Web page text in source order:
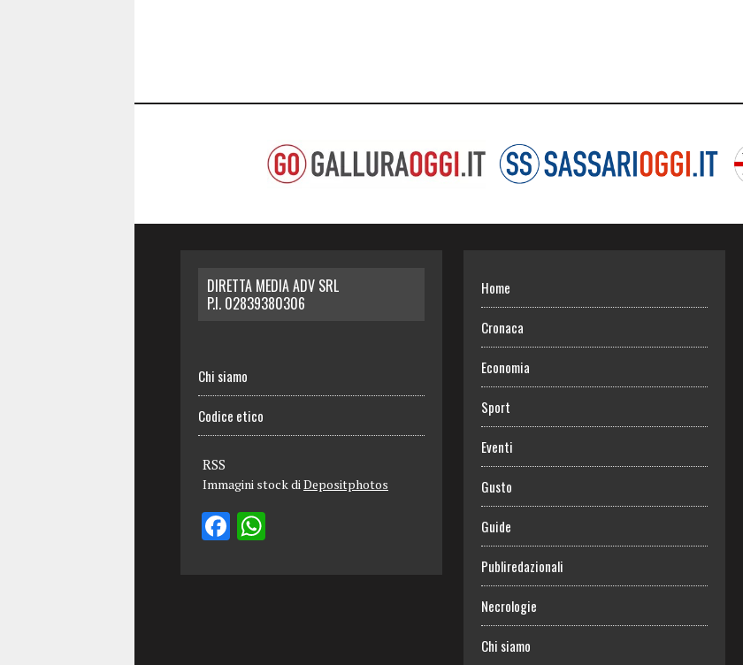
DIRETTA MEDIA ADV SRL
P.I. 02839380306
Chi siamo
Codice etico
RSS
Immagini stock diDepositphotos
Home
Cronaca
Economia
Sport
Eventi
Gusto
Guide
Publiredazionali
Necrologie
Chi siamo